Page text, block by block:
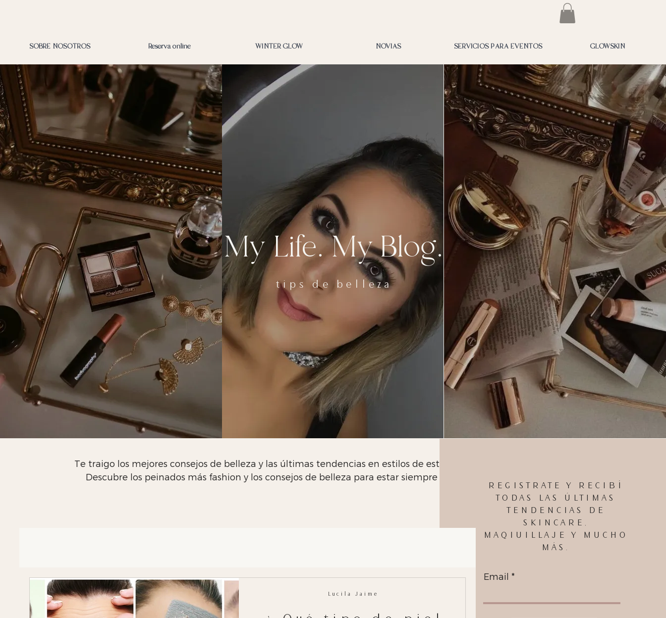
SOBRE NOSOTROS Reserva online WINTER GLOW NOVIAS SERVICIOS PARA EVENTOS GLOWSKIN
tips de belleza
My Life. My Blog.
Te traigo los mejores consejos de belleza y las últimas tendencias en estilos de esta temporada.
Descubre los peinados más fashion y los consejos de belleza para estar siempre informada.
REGISTRATE Y RECIBÍ
TODAS LAS ÚLTIMAS
TENDENCIAS DE
SKINCARE,
MAQIUILLAJE Y MUCHO
MÁS.
Email
Lucila Jaime